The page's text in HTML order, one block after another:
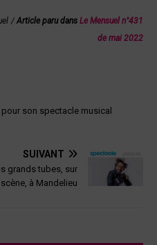
/ Article paru dans Le Mensuel n°431
de mai 2022
pour son spectacle musical
SUIVANT
grands tubes, sur
scène, à Mandelieu